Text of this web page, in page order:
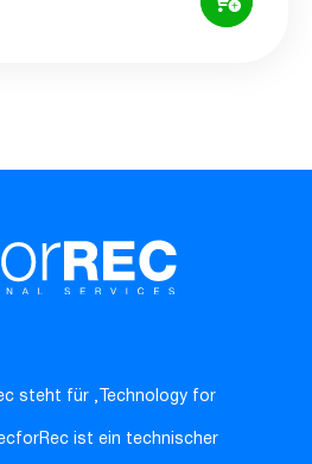
steht für ‚Technology for
ist ein technischer